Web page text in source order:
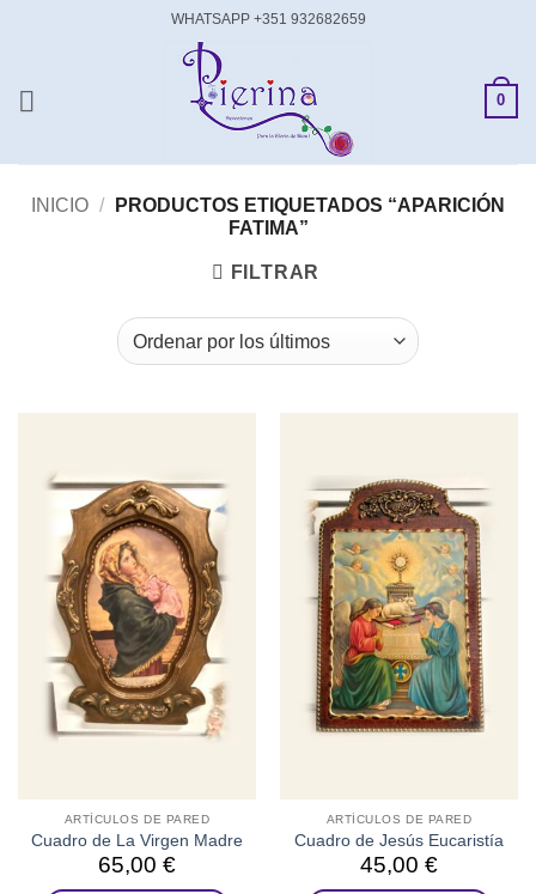
WHATSAPP +351 932682659
0
INICIO /
PRODUCTOS ETIQUETADOS “APARICIÓN
FATIMA”
FILTRAR
ARTÍCULOS DE PARED
Cuadro de La Virgen Madre
65,00 €
ARTÍCULOS DE PARED
Cuadro de Jesús Eucaristía
45,00 €